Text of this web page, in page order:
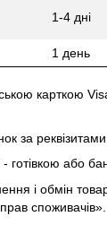
1-4 дні
1 день
карткою
за реквізитами.
або
і обмін
споживачів»